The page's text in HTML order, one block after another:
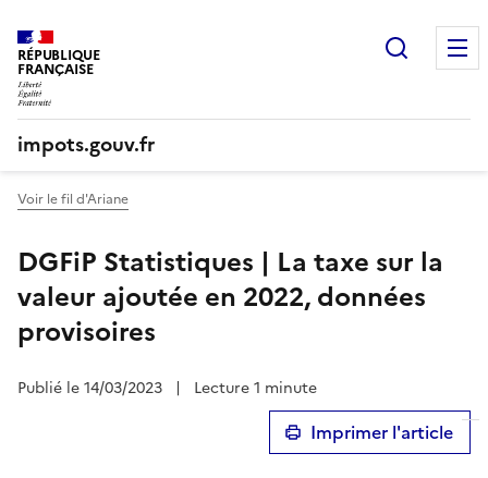
RÉPUBLIQUE
FRANÇAISE
impots.gouv.fr
Voir le fil d'Ariane
DGFiP Statistiques | La taxe sur la
valeur ajoutée en 2022, données
provisoires
Publié le 14/03/2023 | Lecture 1 minute
Imprimer l'article